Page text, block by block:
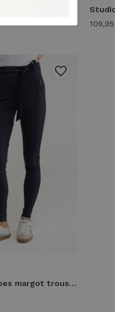
109,95
Studio Anneloes margot trousers 94804 Broek 6900 dark blue